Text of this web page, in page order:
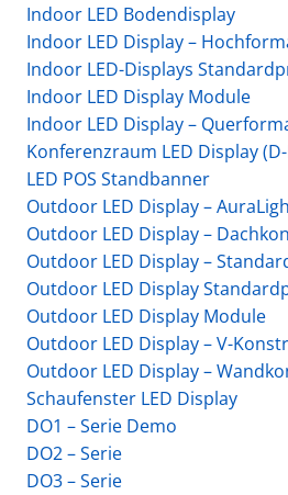
Indoor LED Bodendisplay
Indoor LED Display –
Indoor LED-Displays
Indoor LED Display Module
Indoor LED Display –
Konferenzraum LED Display
LED POS Standbanner
Outdoor LED Display –
Outdoor LED Display –
Outdoor LED Display –
Outdoor LED Display
Outdoor LED Display Module
Outdoor LED Display – V-
Outdoor LED Display –
Schaufenster LED Display
DO1 – Serie Demo
DO2 – Serie
DO3 – Serie